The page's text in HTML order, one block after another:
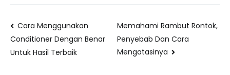
Cara Menggunakan
Conditioner Dengan Benar
Untuk Hasil Terbaik
Memahami Rambut Rontok,
Penyebab Dan Cara
Mengatasinya